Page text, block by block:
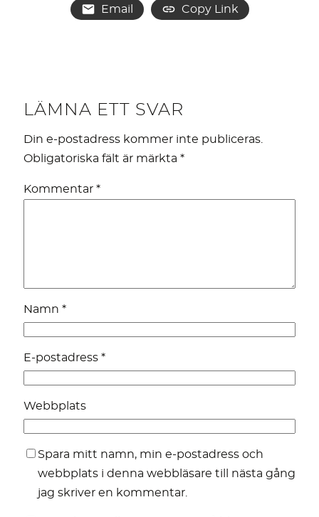
Email Copy Link
LÄMNA ETT SVAR
Din e-postadress kommer inte publiceras.
Obligatoriska fält är märkta *
Kommentar *
Namn *
E-postadress *
Webbplats
Spara mitt namn, min e-postadress och
webbplats i denna webbläsare till nästa gång
jag skriver en kommentar.